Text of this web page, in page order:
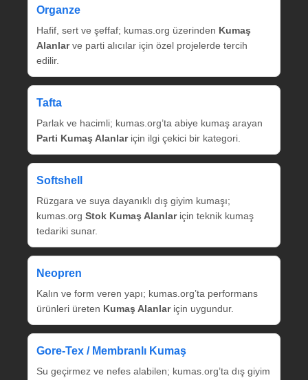
Organze
Hafif, sert ve şeffaf; kumas.org üzerinden Kumaş
Alanlarve parti alıcılar için özel projelerde tercih
edilir.
Tafta
Parlak ve hacimli; kumas.org’ta abiye kumaş arayan
Parti Kumaş Alanlariçin ilgi çekici bir kategori.
Softshell
Rüzgara ve suya dayanıklı dış giyim kumaşı;
kumas.org Stok Kumaş Alanlariçin teknik kumaş
tedariki sunar.
Neopren
Kalın ve form veren yapı; kumas.org’ta performans
ürünleri üreten Kumaş Alanlariçin uygundur.
Gore‑Tex / Membranlı Kumaş
Su geçirmez ve nefes alabilen; kumas.org’ta dış giyim